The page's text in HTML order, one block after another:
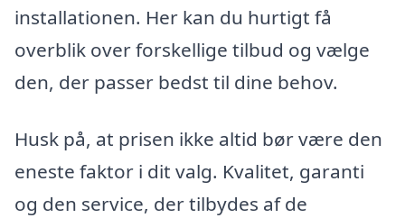
installationen. Her kan du hurtigt få
overblik over forskellige tilbud og vælge
den, der passer bedst til dine behov.
Husk på, at prisen ikke altid bør være den
eneste faktor i dit valg. Kvalitet, garanti
og den service, der tilbydes af de